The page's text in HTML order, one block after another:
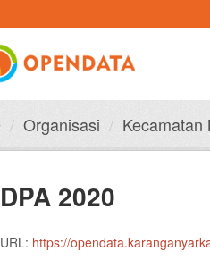
Organisasi Kecamatan
DPA 2020
URL: https://